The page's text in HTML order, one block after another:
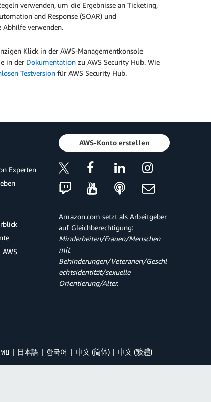
verwenden, um die Ergebnisse an Ticketing,
and Response (SOAR) und
Abhilfe verwenden.
Klick in der AWS-Managementkonsole
in der Dokumentation zu AWS Security Hub. Wie
Testversion für AWS Security Hub.
Experten
AWS-Konto erstellen
Amazon.com setzt als Arbeitgeber
auf Gleichberechtigung:
Minderheiten/Frauen/Menschen
mit
Behinderungen/Veteranen/Geschl
echtsidentität/sexuelle
Orientierung/Alter.
ย 日本語 한국어 中文 (简体) 中文 (繁體)